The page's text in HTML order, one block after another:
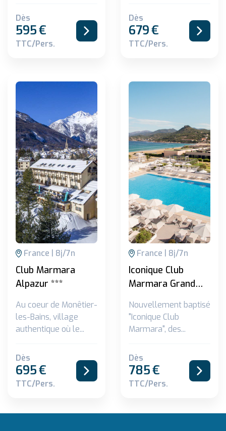
Dès
595€
TTC/pers.
Dès
679€
TTC/pers.
France 8j/7n
Club Marmara
Alpazur ***
Au coeur de Monêtier-
les-Bains, village
authentique où le...
Dès
695€
TTC/pers.
France 8j/7n
Iconique Club
Marmara Grand
Nouvellement baptisé
"Iconique Club
Marmara", des...
Dès
785€
TTC/pers.